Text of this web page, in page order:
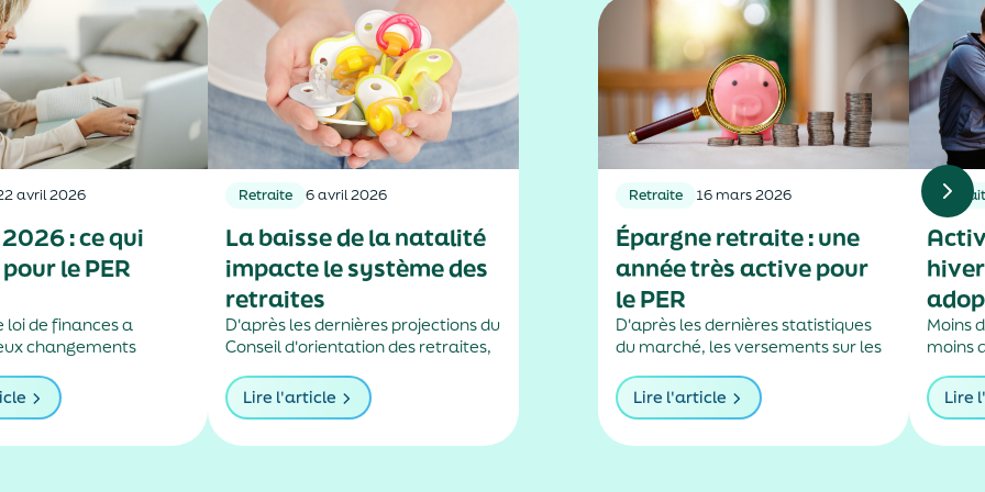
avril 2026
: ce qui
le PER
loi de finances a
changements
Retraite 6 avril 2026
La baisse de la natalité
impacte le système des
retraites
D'après les dernières projections du
Conseil d'orientation des retraites,
femme risque de creuser le déficit
des régimes français des retraites.
Lire l'article
Retraite 16 mars 2026
Épargne retraite : une
année très active pour
le PER
D'après les dernières statistiques
du marché, les versements sur les
assurantiels ont sensiblement
augmenté l’an passé.
Lire l'article
Moins
moins
baisse
Lire